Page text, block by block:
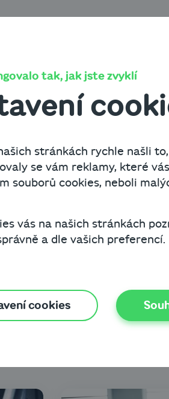
o
tak, jak jste zvyklí
stránkách rychle našli
se vám reklamy, které
souborů cookies, neboli
vás na našich stránkách
a dle vašich
cookies